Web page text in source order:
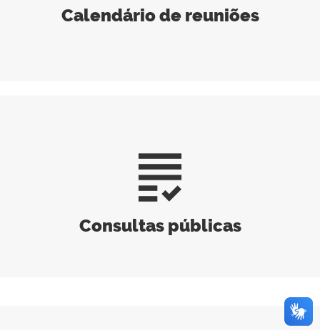
Calendário de reuniões
grading
Consultas públicas